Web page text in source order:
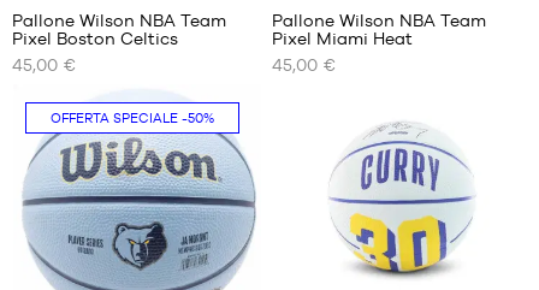
I
NOSTRI
DISPONIBILI
dimensione
Pallone Wilson NBA Team
Pixel Boston Celtics
45,00 €
I
NOSTRI
dimensione
Pallone Wilson NBA Team
Pixel Miami Heat
45,00 €
OFFERTA SPECIALE-50%